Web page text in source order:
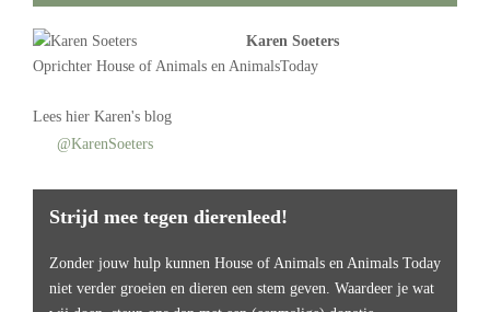
Karen Soeters
Oprichter House of Animals en AnimalsToday
Lees hier Karen's blog
@KarenSoeters
Strijd mee tegen dierenleed!
Zonder jouw hulp kunnen House of Animals en Animals Today
niet verder groeien en dieren een stem geven. Waardeer je wat